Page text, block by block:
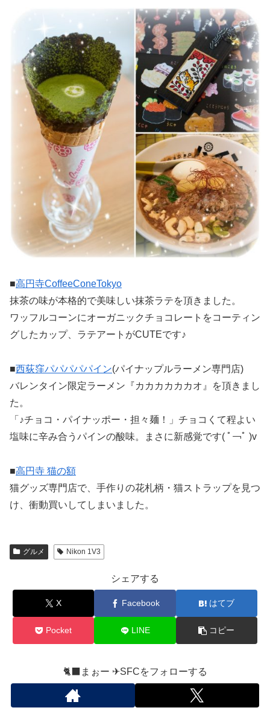
■高円寺CoffeeConeTokyo
抹茶の味が本格的で美味しい抹茶ラテを頂きました。
ワッフルコーンにオーガニックチョコレートをコーティン
グしたカップ、ラテアートがCUTEです♪
■西荻窪パパパパパイン(パイナップルラーメン専門店)
バレンタイン限定ラーメン『カカカカカカオ』を頂きまし
た。
「♪チョコ・パイナッポー・担々麺！」チョコくて程よい
塩味に辛み合うパインの酸味。まさに新感覚です( ﾟ￢ﾟ )v
■高円寺 猫の額
猫グッズ専門店で、手作りの花札柄・猫ストラップを見つ
け、衝動買いしてしまいました。
グルメ Nikon 1V3
シェアする
X Facebook はてブ
Pocket LINE コピー
🐈‍⬛まぉー ✈︎SFCをフォローする